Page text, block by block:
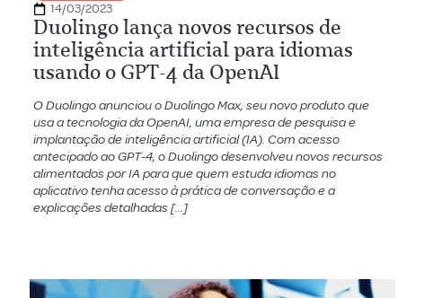
14/03/2023
Duolingo lança novos recursos de
inteligência artificial para idiomas
usando o GPT-4 da OpenAI
O Duolingo anunciou o Duolingo Max, seu novo produto que
usa a tecnologia da OpenAI, uma empresa de pesquisa e
implantação de inteligência artificial (IA). Com acesso
antecipado ao GPT-4, o Duolingo desenvolveu novos recursos
alimentados por IA para que quem estuda idiomas no
aplicativo tenha acesso à prática de conversação e a
explicações detalhadas […]